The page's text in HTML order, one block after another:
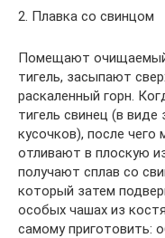
2. Плавка со свинцом
Помещают очищаемый
тигель, засыпают
раскаленный горн.
тигель свинец (в
кусочков), после
отливают в плоскую
получают сплав со
который затем
особых чашах из
самому приготовить: